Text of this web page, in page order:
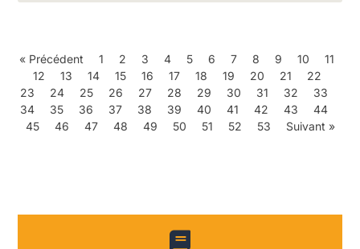
« Précédent 1 2 3 4 5 6 7 8 9 10
11
12
13 14 15 16 17 18 19 20 21
22
23
24 25 26 27 28 29 30 31 32
33
34
35 36 37 38 39 40 41 42 43
44
45
46 47 48 49 50 51 52 53 Suivant »